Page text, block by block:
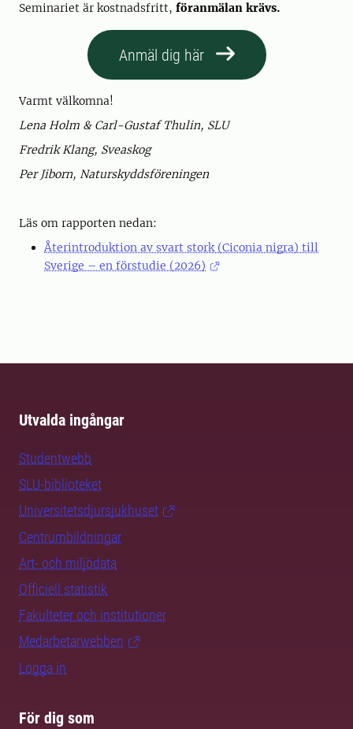
Seminariet är kostnadsfritt, föranmälan krävs.
Anmäl dig här
Varmt välkomna!
Lena Holm & Carl-Gustaf Thulin, SLU
Fredrik Klang, Sveaskog
Per Jiborn, Naturskyddsföreningen
Läs om rapporten nedan:
Återintroduktion av svart stork (Ciconia nigra) till
Sverige – en förstudie (2026)
Utvalda ingångar
Studentwebb
SLU-biblioteket
Universitetsdjursjukhuset
Centrumbildningar
Art- och miljödata
Officiell statistik
Fakulteter och institutioner
Medarbetarwebben
Logga in
För dig som